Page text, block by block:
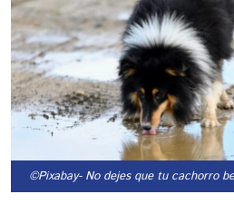
©Pixabay- No dejes que tu cachorro